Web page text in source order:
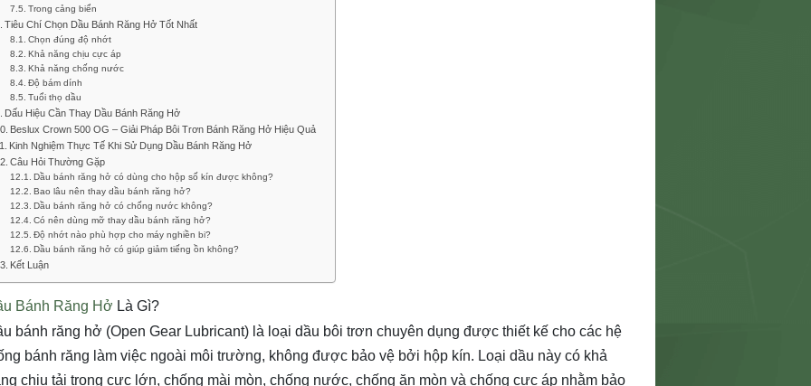
Trong cảng biển
Tiêu Chí Chọn Dầu Bánh Răng Hở Tốt Nhất
Chọn đúng độ nhớt
Khả năng chịu cực áp
Khả năng chống nước
Độ bám dính
Tuổi thọ dầu
Dấu Hiệu Cần Thay Dầu Bánh Răng Hở
Beslux Crown 500 OG – Giải Pháp Bôi Trơn Bánh Răng Hở Hiệu Quả
Kinh Nghiệm Thực Tế Khi Sử Dụng Dầu Bánh Răng Hở
Câu Hỏi Thường Gặp
Dầu bánh răng hở có dùng cho hộp số kín được không?
Bao lâu nên thay dầu bánh răng hở?
Dầu bánh răng hở có chống nước không?
Có nên dùng mỡ thay dầu bánh răng hở?
Độ nhớt nào phù hợp cho máy nghiền bi?
Dầu bánh răng hở có giúp giảm tiếng ồn không?
Kết Luận
Bánh Răng Hở Là Gì?
bánh răng hở (Open Gear Lubricant) là loại dầu bôi trơn chuyên dụng được thiết kế cho các hệ
bánh răng làm việc ngoài môi trường, không được bảo vệ bởi hộp kín. Loại dầu này có khả
chịu tải trọng cực lớn, chống mài mòn, chống nước, chống ăn mòn và chống cực áp nhằm bảo